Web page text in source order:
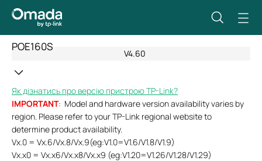
POE160S
V4.60
Як дізнатись про версію пристрою TP-Link?
IMPORTANT: Model and hardware version availability varies by
region. Please refer to your TP-Link regional website to
determine product availability.
Vx.0 = Vx.6/Vx.8/Vx.9(eg:V1.0=V1.6/V1.8/V1.9)
Vx.x0 = Vx.x6/Vx.x8/Vx.x9 (eg:V1.20=V1.26/V1.28/V1.29)